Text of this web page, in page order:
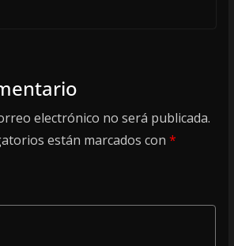
electrónico no será publicada.
están marcados con *